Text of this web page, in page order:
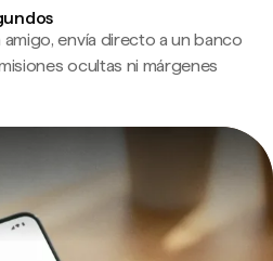
envía directo a un banco
ocultas ni márgenes